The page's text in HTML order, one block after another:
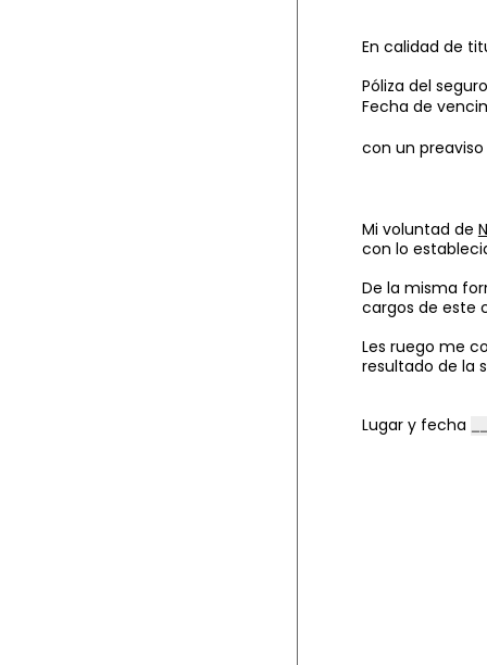
En calidad de
Póliza del
Fecha de
con un
Mi voluntad de
con lo
De la misma
cargos de este
Les ruego me
resultado de la
Lugar y fecha